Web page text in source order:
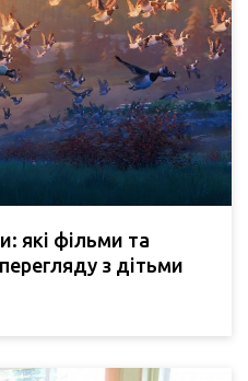
які фільми та
з дітьми